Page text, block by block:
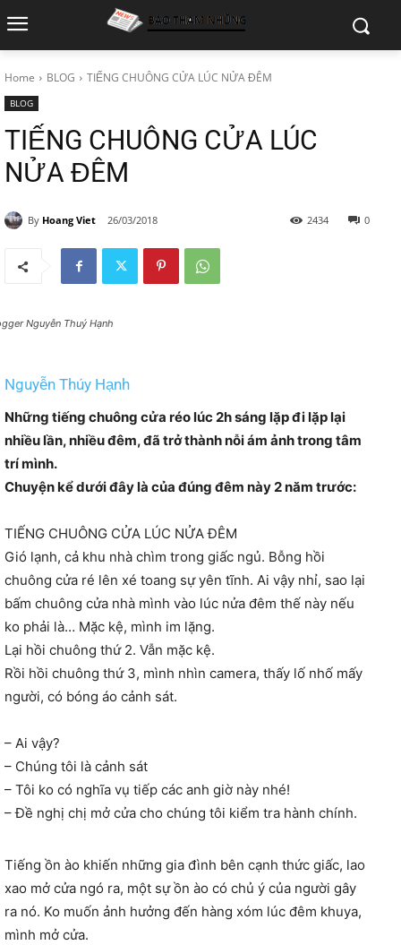
Home BLOG TIẾNG CHUÔNG CỬA LÚC NỬA ĐÊM
BLOG
TIẾNG CHUÔNG CỬA LÚC
NỬA ĐÊM
By Hoang Viet 26/03/2018 0
2434
Nguyễn Thuý Hạnh
Nguyễn Thúy Hạnh
Những tiếng chuông cửa réo lúc 2h sáng lặp đi lặp lại
nhiều lần, nhiều đêm, đã trở thành nỗi ám ảnh trong tâm
trí mình.
Chuyện kể dưới đây là của đúng đêm này 2 năm trước:
TIẾNG CHUÔNG CỬA LÚC NỬA ĐÊM
Gió lạnh, cả khu nhà chìm trong giấc ngủ. Bỗng hồi
chuông cửa ré lên xé toang sự yên tĩnh. Ai vậy nhỉ, sao lại
bấm chuông cửa nhà mình vào lúc nửa đêm thế này nếu
ko phải là… Mặc kệ, mình im lặng.
Lại hồi chuông thứ 2. Vẫn mặc kệ.
Rồi hồi chuông thứ 3, mình nhìn camera, thấy lố nhố mấy
người, có bóng áo cảnh sát.
– Ai vậy?
– Chúng tôi là cảnh sát
– Tôi ko có nghĩa vụ tiếp các anh giờ này nhé!
– Đề nghị chị mở cửa cho chúng tôi kiểm tra hành chính.
Tiếng ồn ào khiến những gia đình bên cạnh thức giấc, lao
xao mở cửa ngó ra, một sự ồn ào có chủ ý của người gây
ra nó. Ko muốn ảnh hưởng đến hàng xóm lúc đêm khuya,
mình mở cửa.